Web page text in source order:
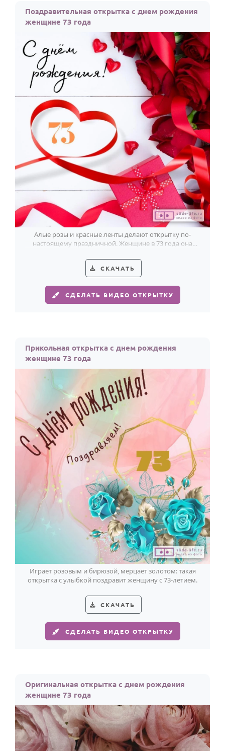
Поздравительная открытка с днем рождения
женщине 73 года
Алые розы и красные ленты делают открытку по-
настоящему праздничной. Женщине в 73 года она
СКАЧАТЬ
СДЕЛАТЬ ВИДЕО ОТКРЫТКУ
Прикольная открытка с днем рождения
женщине 73 года
Играет розовым и бирюзой, мерцает золотом: такая
открытка с улыбкой поздравит женщину с 73-летием.
СКАЧАТЬ
СДЕЛАТЬ ВИДЕО ОТКРЫТКУ
Оригинальная открытка с днем рождения
женщине 73 года